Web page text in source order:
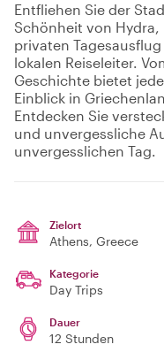
Entfliehen Sie der
Schönheit von
privaten
lokalen Reiseleiter.
Geschichte bietet
Einblick in
Entdecken Sie
und unvergessliche
unvergesslichen Tag.
Zielort
Athens, Greece
Kategorie
Day Trips
Dauer
12 Stunden